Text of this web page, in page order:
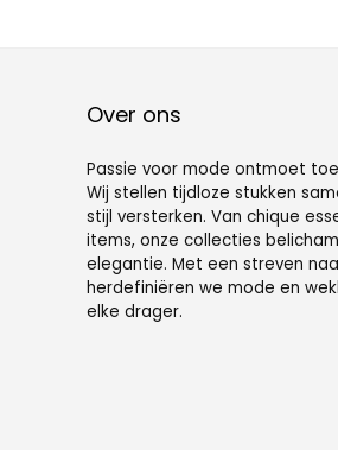
Over ons
Passie voor mode ontmoet
Wij stellen tijdloze stukken
stijl versterken. Van chique
items, onze collecties
elegantie. Met een streven
herdefiniëren we mode en
elke drager.